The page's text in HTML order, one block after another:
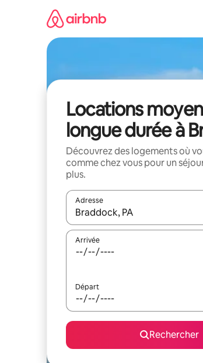
Locations
longue durée à
Découvrez des logements où
comme chez vous pour un
plus.
Adresse
Lorsque les résultats s'affichent,
Arrivée
Départ
Rechercher